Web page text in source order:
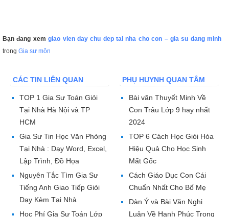
Bạn đang xemgiao vien day chu dep tai nha cho con – gia su dang minh
trong Gia sư môn
CÁC TIN LIÊN QUAN
TOP 1 Gia Sư Toán Giỏi
Tại Nhà Hà Nội và TP
HCM
Gia Sư Tin Học Văn Phòng
Tại Nhà : Dạy Word, Excel,
Lập Trình, Đồ Họa
Nguyên Tắc Tìm Gia Sư
Tiếng Anh Giao Tiếp Giỏi
Dạy Kèm Tại Nhà
Học Phí Gia Sư Toán Lớp
PHỤ HUYNH QUAN TÂM
Bài văn Thuyết Minh Về
Con Trâu Lớp 9 hay nhất
2024
TOP 6 Cách Học Giỏi Hóa
Hiệu Quả Cho Học Sinh
Mất Gốc
Cách Giáo Dục Con Cái
Chuẩn Nhất Cho Bố Mẹ
Dàn Ý và Bài Văn Nghị
Luận Về Hạnh Phúc Trong